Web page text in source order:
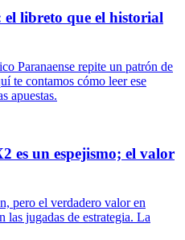
el libreto que el historial
Paranaense repite un patrón de
te contamos cómo leer ese
apuestas.
es un espejismo; el valor
pero el verdadero valor en
las jugadas de estrategia. La